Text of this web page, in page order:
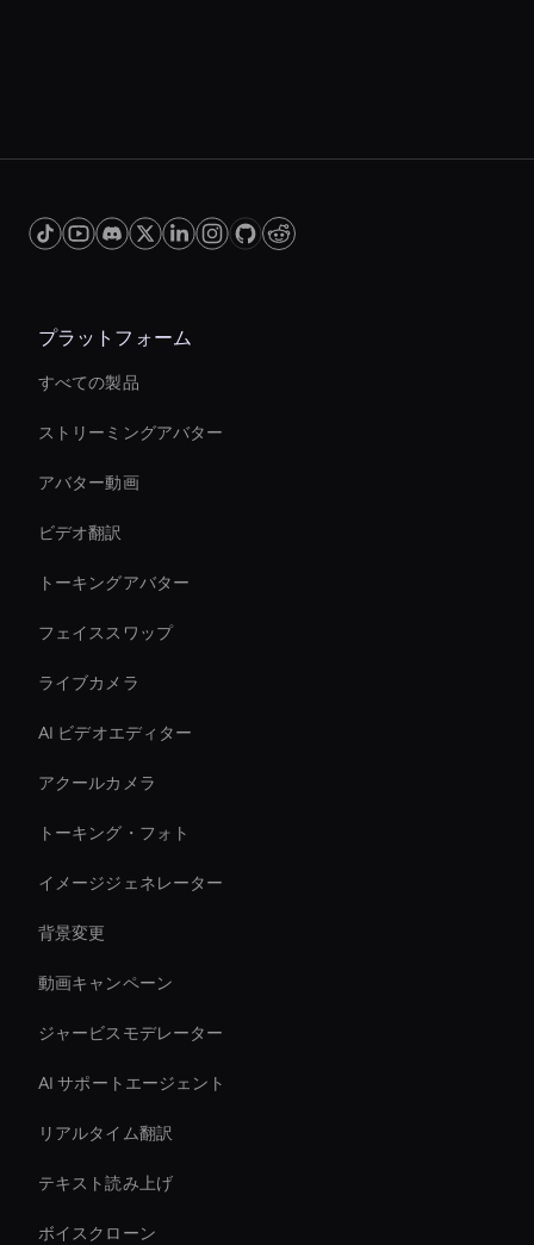
プラットフォーム
すべての製品
ストリーミングアバター
アバター動画
ビデオ翻訳
トーキングアバター
フェイススワップ
ライブカメラ
AI ビデオエディター
アクールカメラ
トーキング・フォト
イメージジェネレーター
背景変更
動画キャンペーン
ジャービスモデレーター
AI サポートエージェント
リアルタイム翻訳
テキスト読み上げ
ボイスクローン